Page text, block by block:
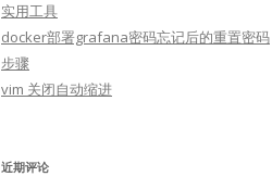
实用工具
docker部署grafana密码忘记后的重置密码
步骤
vim 关闭自动缩进
近期评论